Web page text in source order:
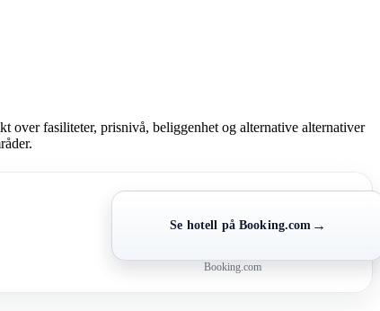
fasiliteter, prisnivå, beliggenhet og alternative alternativer
Se hotell på Booking.com →
Booking.com